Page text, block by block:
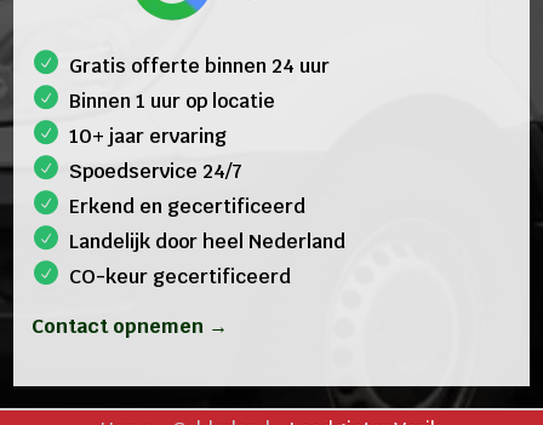
Gratis offerte binnen 24 uur
Binnen 1 uur op locatie
10+ jaar ervaring
Spoedservice 24/7
Erkend en gecertificeerd
Landelijk door heel Nederland
CO-keur gecertificeerd
Contact opnemen →